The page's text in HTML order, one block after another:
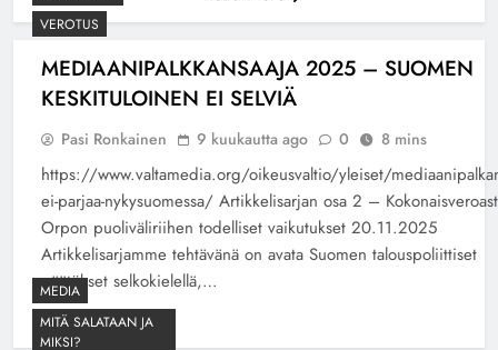
VEROTUS
MEDIAANIPALKKANSAAJA 2025 – SUOMEN
KESKITULOINEN EI SELVIÄ
Pasi Ronkainen 9 kuukautta ago 0 8 mins
https://www.valtamedia.org/oikeusvaltio/yleiset/
ei-parjaa-nykysuomessa/ Artikkelisarjan osa 2 –
Orpon puoliväliriihen todelliset vaikutukset 20.11.2025
Artikkelisarjamme tehtävänä on avata Suomen talouspoliittiset
päätökset selkokielellä,…
Read More
MEDIA
MITÄ SALATAAN JA
MIKSI?